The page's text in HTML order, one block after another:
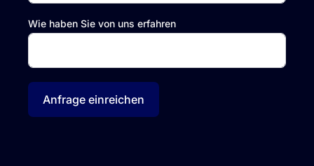
Wie haben Sie von uns erfahren
Anfrage einreichen